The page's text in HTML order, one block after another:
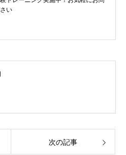
い
次の記事